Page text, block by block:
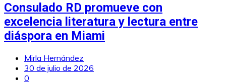
Consulado RD promueve con
excelencia literatura y lectura entre
diáspora en Miami
Mirla Hernández
30 de julio de 2026
0